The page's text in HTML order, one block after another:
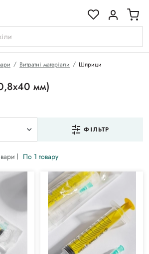
Витратні матеріали Шприци
мм)
ФІЛЬТР
По 1 товару